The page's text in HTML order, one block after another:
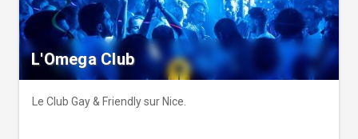
L'Omega Club
Le Club Gay & Friendly sur Nice.